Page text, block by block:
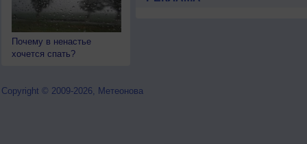
Почему в ненастье
хочется спать?
Copyright © 2009-2026, Метеонова